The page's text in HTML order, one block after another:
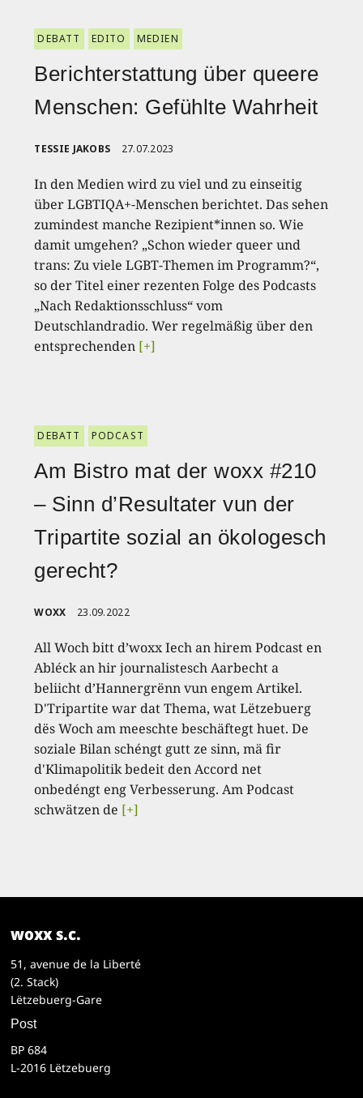
DEBATT EDITO MEDIEN
Berichterstattung über queere
Menschen: Gefühlte Wahrheit
TESSIE JAKOBS 27.07.2023
In den Medien wird zu viel und zu einseitig
über LGBTIQA+-Menschen berichtet. Das sehen
zumindest manche Rezipient*innen so. Wie
damit umgehen? „Schon wieder queer und
trans: Zu viele LGBT-Themen im Programm?“,
so der Titel einer rezenten Folge des Podcasts
„Nach Redaktionsschluss“ vom
Deutschlandradio. Wer regelmäßig über den
entsprechenden [+]
DEBATT PODCAST
Am Bistro mat der woxx #210
– Sinn d’Resultater vun der
Tripartite sozial an ökologesch
gerecht?
WOXX 23.09.2022
All Woch bitt d’woxx Iech an hirem Podcast en
Abléck an hir journalistesch Aarbecht a
beliicht d’Hannergrënn vun engem Artikel.
D'Tripartite war dat Thema, wat Lëtzebuerg
dës Woch am meeschte beschäftegt huet. De
soziale Bilan schéngt gutt ze sinn, mä fir
d'Klimapolitik bedeit den Accord net
onbedéngt eng Verbesserung. Am Podcast
schwätzen de [+]
woxx s.c.
51, avenue de la Liberté
(2. Stack)
Lëtzebuerg-Gare
Post
BP 684
L-2016 Lëtzebuerg